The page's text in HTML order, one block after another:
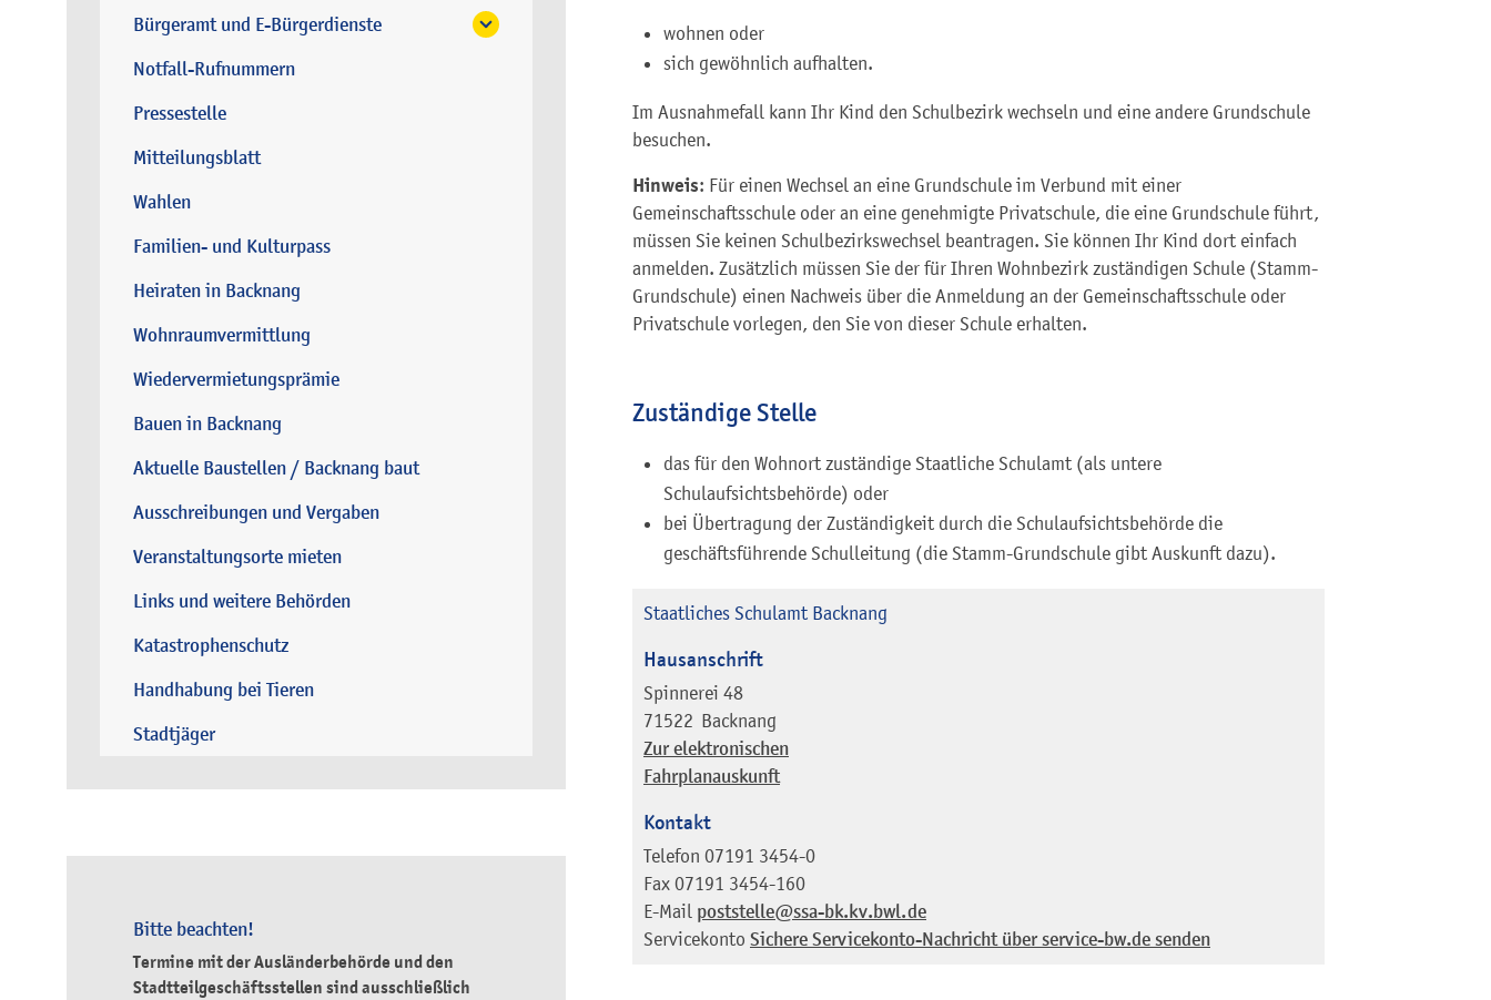
Bürgeramt und E-Bürgerdienste
Notfall-Rufnummern
Pressestelle
Mitteilungsblatt
Wahlen
Familien- und Kulturpass
Heiraten in Backnang
Wohnraumvermittlung
Wiedervermietungsprämie
Bauen in Backnang
Aktuelle Baustellen / Backnang baut
Ausschreibungen und Vergaben
Veranstaltungsorte mieten
Links und weitere Behörden
Katastrophenschutz
Handhabung bei Tieren
Stadtjäger
Bitte beachten!
Termine mit der Ausländerbehörde und den
Stadtteilgeschäftsstellen sind ausschließlich
wohnen oder
sich gewöhnlich aufhalten.
Im Ausnahmefall kann Ihr Kind den Schulbezirk wechseln und eine andere Grundschule
besuchen.
Hinweis: Für einen Wechsel an eine Grundschule im Verbund mit einer
Gemeinschaftsschule oder an eine genehmigte Privatschule, die eine Grundschule führt,
müssen Sie keinen Schulbezirkswechsel beantragen. Sie können Ihr Kind dort einfach
anmelden. Zusätzlich müssen Sie der für Ihren Wohnbezirk zuständigen Schule (Stamm-
Grundschule) einen Nachweis über die Anmeldung an der Gemeinschaftsschule oder
Privatschule vorlegen, den Sie von dieser Schule erhalten.
Zuständige Stelle
das für den Wohnort zuständige Staatliche Schulamt (als untere
Schulaufsichtsbehörde) oder
bei Übertragung der Zuständigkeit durch die Schulaufsichtsbehörde die
geschäftsführende Schulleitung (die Stamm-Grundschule gibt Auskunft dazu).
Staatliches Schulamt Backnang
Hausanschrift
Spinnerei 48
71522 Backnang
Zur elektronischen
Fahrplanauskunft
Kontakt
Telefon 07191 3454-0
Fax 07191 3454-160
E-Mail poststelle@ssa-bk.kv.bwl.de
Servicekonto Sichere Servicekonto-Nachricht über service-bw.de senden